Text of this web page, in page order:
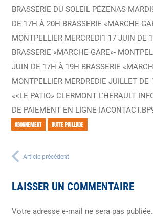
ABONNEMENT BUTTE PAILLADE
Article précédent
LAISSER UN COMMENTAIRE
Votre adresse e-mail ne sera pas publiée.